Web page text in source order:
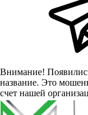
Внимание!
название. Это
счет нашей